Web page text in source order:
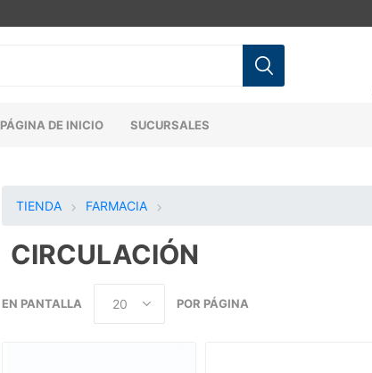
PÁGINA DE INICIO SUCURSALES
TIENDA FARMACIA
CIRCULACIÓN
EN PANTALLA POR PÁGINA